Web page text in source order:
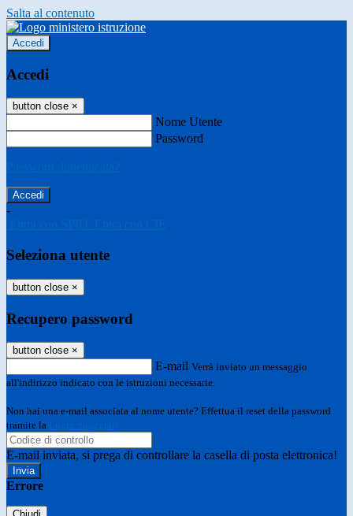
Salta al contenuto
Accedi
Accedi
button close ×
Nome Utente
Password
-
Seleziona utente
button close ×
Recupero password
button close ×
E-mail Verrà inviato un messaggio
all'indirizzo indicato con le istruzioni necessarie.
Non hai una e-mail associata al nome utente? Effettua il reset della password
tramite la
E-mail inviata, si prega di controllare la casella di posta elettronica!
Errore